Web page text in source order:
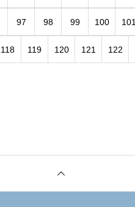
97 98 99 100 101
118 119 120 121 122